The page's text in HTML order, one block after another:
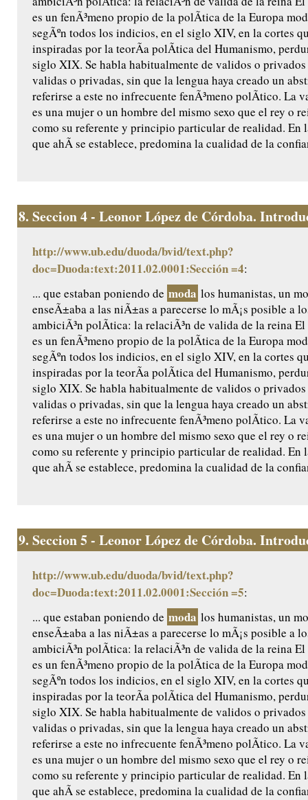
es un fenÃ³meno propio de la polÃ­tica de la Europa
segÃºn todos los indicios, en el siglo XIV, en la cortes
inspiradas por la teorÃ­a polÃ­tica del Humanismo,
siglo XIX. Se habla habitualmente de validos o privados
validas o privadas, sin que la lengua haya creado un
referirse a este no infrecuente fenÃ³meno polÃ­tico. La
es una mujer o un hombre del mismo sexo que el rey o
como su referente y principio particular de realidad. En
que ahÃ­ se establece, predomina la cualidad de la
8. Seccion 4 - Leonor López de Córdoba.
http://www.ub.edu/duoda/bvid/text.php?
doc=Duoda:text:2011.02.0001:Sección =4:
... que estaban poniendo de moda los humanistas, un
enseÃ±aba a las niÃ±as a parecerse lo mÃ¡s posible a
ambiciÃ³n polÃ­tica: la relaciÃ³n de valida de la reina
es un fenÃ³meno propio de la polÃ­tica de la Europa
segÃºn todos los indicios, en el siglo XIV, en la cortes
inspiradas por la teorÃ­a polÃ­tica del Humanismo,
siglo XIX. Se habla habitualmente de validos o privados
validas o privadas, sin que la lengua haya creado un
referirse a este no infrecuente fenÃ³meno polÃ­tico. La
es una mujer o un hombre del mismo sexo que el rey o
como su referente y principio particular de realidad. En
que ahÃ­ se establece, predomina la cualidad de la
9. Seccion 5 - Leonor López de Córdoba.
http://www.ub.edu/duoda/bvid/text.php?
doc=Duoda:text:2011.02.0001:Sección =5:
... que estaban poniendo de moda los humanistas, un
enseÃ±aba a las niÃ±as a parecerse lo mÃ¡s posible a
ambiciÃ³n polÃ­tica: la relaciÃ³n de valida de la reina
es un fenÃ³meno propio de la polÃ­tica de la Europa
segÃºn todos los indicios, en el siglo XIV, en la cortes
inspiradas por la teorÃ­a polÃ­tica del Humanismo,
siglo XIX. Se habla habitualmente de validos o privados
validas o privadas, sin que la lengua haya creado un
referirse a este no infrecuente fenÃ³meno polÃ­tico. La
es una mujer o un hombre del mismo sexo que el rey o
como su referente y principio particular de realidad. En
que ahÃ­ se establece, predomina la cualidad de la